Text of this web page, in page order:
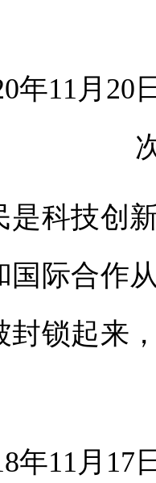
月20日
技创新
国际合作
封锁起来
月17日